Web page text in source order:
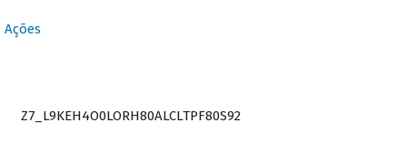
Ações
Z7_L9KEH4O0LORH80ALCLTPF80S92